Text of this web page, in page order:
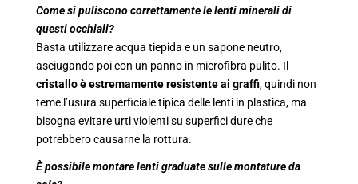
Come si puliscono correttamente le lenti minerali di
questi occhiali?
Basta utilizzare acqua tiepida e un sapone neutro,
asciugando poi con un panno in microfibra pulito. Il
cristallo è estremamente resistente ai graffi, quindi non
teme l’usura superficiale tipica delle lenti in plastica, ma
bisogna evitare urti violenti su superfici dure che
potrebbero causarne la rottura.
È possibile montare lenti graduate sulle montature da